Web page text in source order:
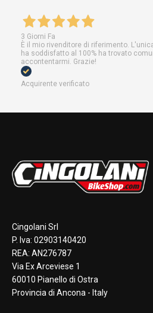
3 Giorni Fa
È il mio rivenditore di riferimento.
ha soddisfatto al 100% ha trovato
accontentarmi. Grazie!
Acquirente verificato
Cingolani Srl
P. Iva: 02903140420
REA: AN276787
Via Ex Arceviese 1
60010 Pianello di Ostra
Provincia di Ancona - Italy